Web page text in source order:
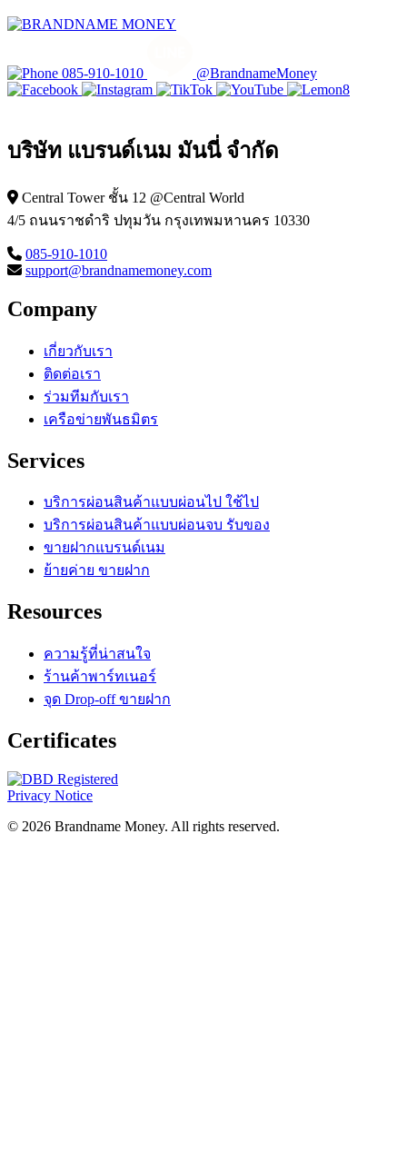
085-910-1010 @BrandnameMoney
บริษัท แบรนด์เนม มันนี่ จำกัด
Central Tower ชั้น 12 @Central World
4/5 ถนนราชดำริ ปทุมวัน กรุงเทพมหานคร 10330
085-910-1010
support@brandnamemoney.com
Company
เกี่ยวกับเรา
ติดต่อเรา
ร่วมทีมกับเรา
เครือข่ายพันธมิตร
Services
บริการผ่อนสินค้าแบบผ่อนไป ใช้ไป
บริการผ่อนสินค้าแบบผ่อนจบ รับของ
ขายฝากแบรนด์เนม
ย้ายค่าย ขายฝาก
Resources
ความรู้ที่น่าสนใจ
ร้านค้าพาร์ทเนอร์
จุด Drop-off ขายฝาก
Certificates
Privacy Notice
© 2026 Brandname Money. All rights reserved.